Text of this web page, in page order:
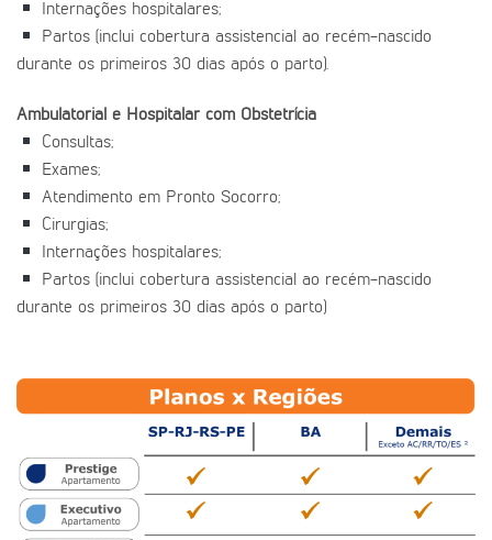
Internações hospitalares;
Partos (inclui cobertura assistencial ao recém-nascido
durante os primeiros 30 dias após o parto).
Ambulatorial e Hospitalar com Obstetrícia
Consultas;
Exames;
Atendimento em Pronto Socorro;
Cirurgias;
Internações hospitalares;
Partos (inclui cobertura assistencial ao recém-nascido
durante os primeiros 30 dias após o parto)